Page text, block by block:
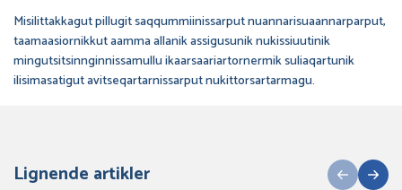
Misilittakkagut pillugit saqqummiinissarput nuannarisuaannarparput,
taamaasiornikkut aamma allanik assigusunik nukissiuutinik
mingutsitsinnginnissamullu ikaarsaariartornermik suliaqartunik
ilisimasatigut avitseqartarnissarput nukittorsartarmagu.
Lignende artikler